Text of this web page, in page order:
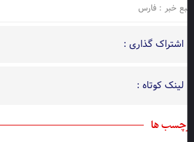
خبر : فارس
اشتراک گذاری :
لینک کوتاه :
ها